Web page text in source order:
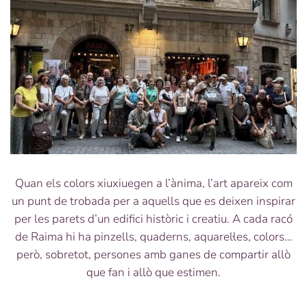
Quan els colors xiuxiuegen a l’ànima, l’art apareix com
un punt de trobada per a aquells que es deixen inspirar
per les parets d’un edifici històric i creatiu. A cada racó
de Raima hi ha pinzells, quaderns, aquarel·les, colors…
però, sobretot, persones amb ganes de compartir allò
que fan i allò que estimen.